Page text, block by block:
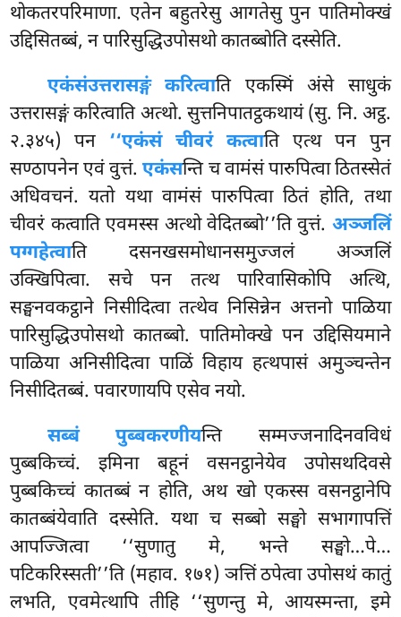
थोकतरपरिमाणा. एतेन बहुतरेसु आगतेसु पुन पातिमोक्खं
उद्दिसितब्बं, न पारिसुद्धिउपोसथो कातब्बोति दस्सेति.
एकंसंउत्तरासङ्गं करित्वाति एकस्मिं अंसे साधुकं
उत्तरासङ्गं करित्वाति अत्थो. सुत्तनिपातट्ठकथायं (सु. नि. अट्ठ.
२.३४५) पन ‘‘एकंसं चीवरं कत्वाति एत्थ पन पुन
सण्ठापनेन एवं वुत्तं.एकंसन्ति च वामंसं पारुपित्वा ठितस्सेतं
अधिवचनं. यतो यथा वामंसं पारुपित्वा ठितं होति, तथा
चीवरं कत्वाति एवमस्स अत्थो वेदितब्बो’’ति वुत्तं. अञ्जलिं
पग्गहेत्वाति दसनखसमोधानसमुज्जलं अञ्जलिं
उक्खिपित्वा. सचे पन तत्थ पारिवासिकोपि अत्थि,
सङ्घनवकट्ठाने निसीदित्वा तत्थेव निसिन्नेन अत्तनो पाळिया
पारिसुद्धिउपोसथो कातब्बो. पातिमोक्खे पन उद्दिसियमाने
पाळिया अनिसीदित्वा पाळिं विहाय हत्थपासं अमुञ्चन्तेन
निसीदितब्बं. पवारणायपि एसेव नयो.
सब्बं पुब्बकरणीयन्ति सम्मज्जनादिनवविधं
पुब्बकिच्चं. इमिना बहूनं वसनट्ठानेयेव उपोसथदिवसे
पुब्बकिच्चं कातब्बं न होति, अथ खो एकस्स वसनट्ठानेपि
कातब्बंयेवाति दस्सेति. यथा च सब्बो सङ्घो सभागापत्तिं
आपज्जित्वा ‘‘सुणातु मे, भन्ते सङ्घो…पे…
पटिकरिस्सती’’ति (महाव. १७१) ञत्तिं ठपेत्वा उपोसथं कातुं
लभति, एवमेत्थापि तीहि ‘‘सुणन्तु मे, आयस्मन्ता, इमे